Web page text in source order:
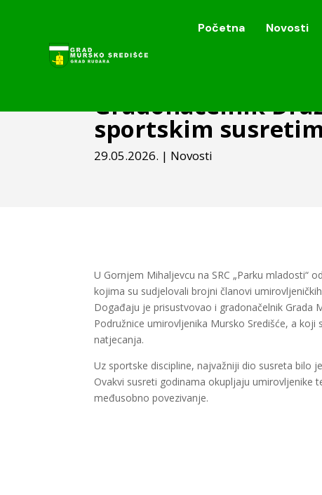
Početna Novosti
Početna Novosti
Gradonačelnik
sportskim
29.05.2026. | Novosti
U Gornjem Mihaljevcu na SRC „Parku mladosti“
kojima su sudjelovali brojni članovi
Događaju je prisustvovao i gradonačelnik Grada
Podružnice umirovljenika Mursko Središće, a
natjecanja.
Uz sportske discipline, najvažniji dio susreta bilo
Ovakvi susreti godinama okupljaju umirovljenike
međusobno povezivanje.